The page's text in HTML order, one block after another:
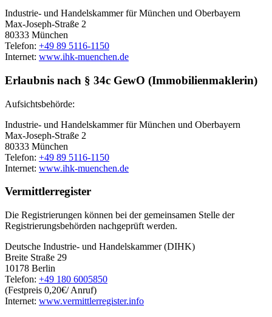
Industrie- und Handelskammer für München und Oberbayern
Max-Joseph-Straße 2
80333 München
Telefon: +49 89 5116-1150
Internet: www.ihk-muenchen.de
Erlaubnis nach § 34c GewO (Immobilienmaklerin)
Aufsichtsbehörde:
Industrie- und Handelskammer für München und Oberbayern
Max-Joseph-Straße 2
80333 München
Telefon: +49 89 5116-1150
Internet: www.ihk-muenchen.de
Vermittlerregister
Die Registrierungen können bei der gemeinsamen Stelle der
Registrierungsbehörden nachgeprüft werden.
Deutsche Industrie- und Handelskammer (DIHK)
Breite Straße 29
10178 Berlin
Telefon: +49 180 6005850
(Festpreis 0,20€/ Anruf)
Internet: www.vermittlerregister.info